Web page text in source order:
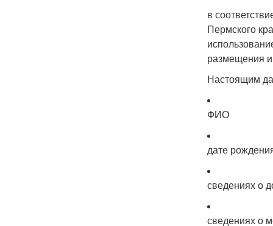
в
Пермского
размещения
Настоящим
ФИО
дате
сведениях о
сведениях о